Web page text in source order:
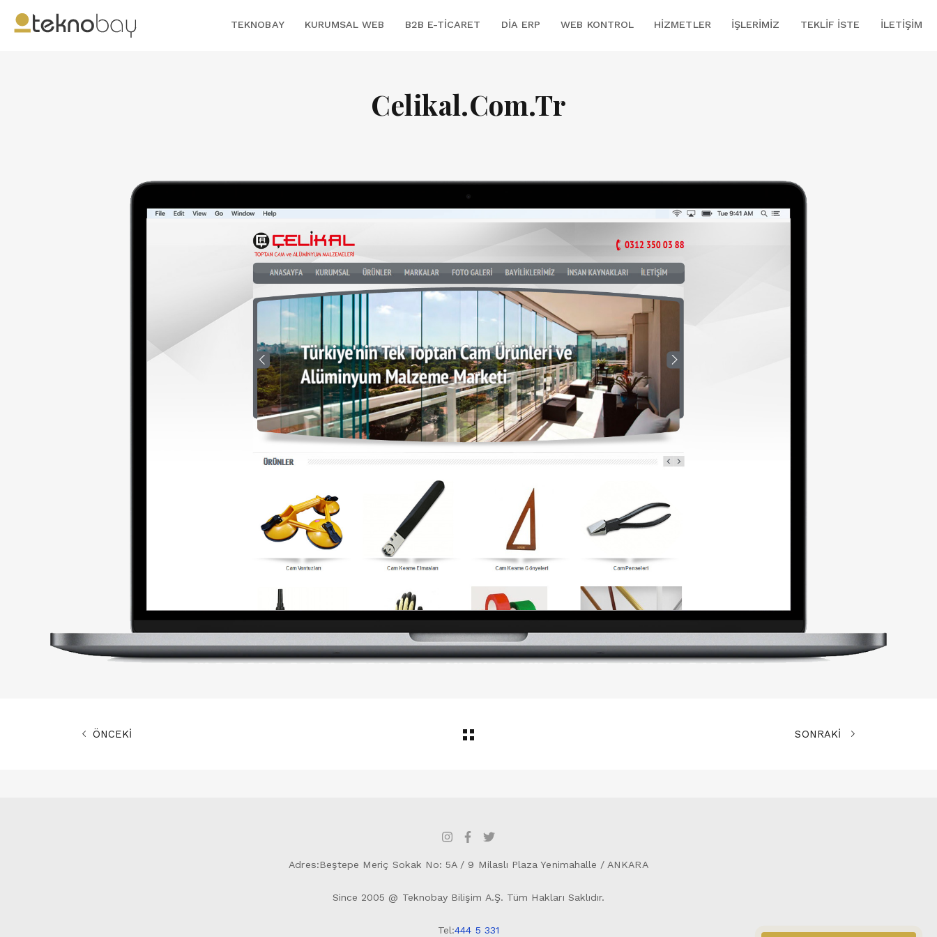
TEKNOBAY KURUMSAL WEB B2B E-TICARET DİA ERP WEB KONTROL HIZMETLER İŞLERIMIZ TEKLIF İSTE İLETIŞIM
Celikal.Com.Tr
ÖNCEKİ SONRAKİ
Adres:Beştepe Meriç Sokak No: 5A / 9 Milaslı Plaza Yenimahalle / ANKARA
Since 2005 @ Teknobay Bilişim A.Ş. Tüm Hakları Saklıdır.
Tel:444 5 331